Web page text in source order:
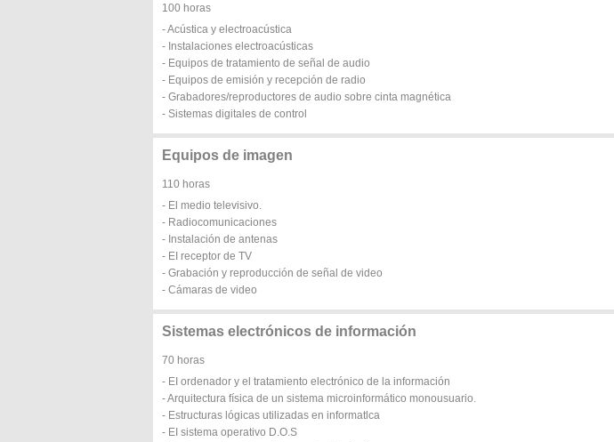
100 horas
- Acústica y electroacústica
- Instalaciones electroacústicas
- Equipos de tratamiento de señal de audio
- Equipos de emisión y recepción de radio
- Grabadores/reproductores de audio sobre cinta magnética
- Sistemas digitales de control
Equipos de imagen
110 horas
- El medio televisivo.
- Radiocomunicaciones
- Instalación de antenas
- EI receptor de TV
- Grabación y reproducción de señal de video
- Cámaras de video
Sistemas electrónicos de información
70 horas
- EI ordenador y el tratamiento electrónico de la información
- Arquitectura física de un sistema microinformático monousuario.
- Estructuras lógicas utilizadas en informatlca
- EI sistema operativo D.O.S